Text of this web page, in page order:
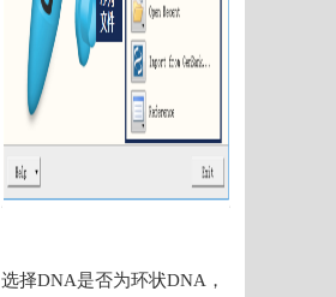
选择DNA是否为环状DNA，